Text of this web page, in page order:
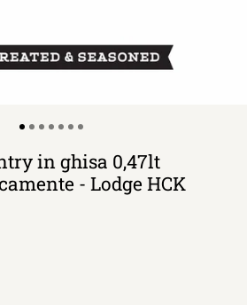
in ghisa 0,47lt
- Lodge HCK